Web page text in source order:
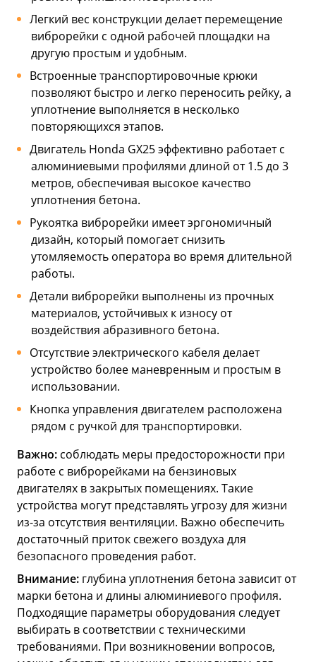
Легкий вес конструкции делает перемещение
виброрейки с одной рабочей площадки на
другую простым и удобным.
Встроенные транспортировочные крюки
позволяют быстро и легко переносить рейку, а
уплотнение выполняется в несколько
повторяющихся этапов.
Двигатель Honda GX25 эффективно работает с
алюминиевыми профилями длиной от 1.5 до 3
метров, обеспечивая высокое качество
уплотнения бетона.
Рукоятка виброрейки имеет эргономичный
дизайн, который помогает снизить
утомляемость оператора во время длительной
работы.
Детали виброрейки выполнены из прочных
материалов, устойчивых к износу от
воздействия абразивного бетона.
Отсутствие электрического кабеля делает
устройство более маневренным и простым в
использовании.
Кнопка управления двигателем расположена
рядом с ручкой для транспортировки.
Важно: соблюдать меры предосторожности при
работе с виброрейками на бензиновых
двигателях в закрытых помещениях. Такие
устройства могут представлять угрозу для жизни
из-за отсутствия вентиляции. Важно обеспечить
достаточный приток свежего воздуха для
безопасного проведения работ.
Внимание: глубина уплотнения бетона зависит от
марки бетона и длины алюминиевого профиля.
Подходящие параметры оборудования следует
выбирать в соответствии с техническими
требованиями. При возникновении вопросов,